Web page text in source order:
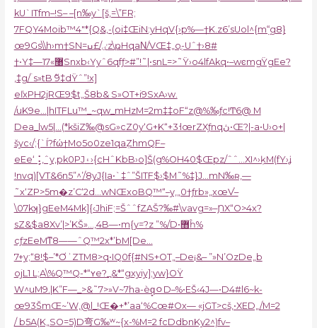
kU`ITfm–!S– –[n‰y`[š‚=\”FR;
7FQY4Moib™4″*{Q&‚-(oi‡ŒiN:yHqV{›p%—†K.z6’sUol^{m“̤g8}
œ9Gs\\h›m†SN=ٸ/£ߎz\ҏHqaΝ/VŒ‡„oֳ-Uˆ†›8#
†•Y‡—1޸»7Snxb‹Yyˆ6qfƒ>#”!˜|•snL=>˜Ÿ›o4lfAkq•–wͼmgŸgEe?
‚‡g/ۤs»tB ߬9‡dŸˆ”!x]
eľxPH2jRŒ9$t„Š8b& S»OT+i9SxA›w.
/uK9e…|hITFLu™_~qw_mHzM=2m‡‡oF“z@%‰ƒc!Ͳ6@ M
Dea_lw5|…(*kšiZ‰@sG»cZ0y‘G+K“+3˧œrZXƒnqڽ•Œ?|-a•U›o+|
šyc‹/;{`Í?fώ†Mo5o0ze1qaܸZhmQF–
eEe‘⢨,ˆy‚pk0PJ۽›{cHˆKbB›o]Š(g%OH40$Œpz/ˆˆ…XI^›ķM(fY›ʝ
!nvq)[VT&6n5”^’/8yJ{Ia•`‡ˆ”ŠITF$›$M˜%‡}J…mN‰ʀ,—
˜x‘ZP>5m�z’C‘2d…wNŒxoBQ™“–y‚„0†ƒrb»„xœV֫–
\07kʞ}gEeM4Mk]{‹JhiF;=ŠˆˆfZAŠ?‰#\vavg=»–ƝX“O>4x?
sZ&$a8Xv’|>’KŠ»…‚4B—•m{y=?z ”%/D•޻ĥ%
cƒzEeMͳ8——ˆQ™2x*’bM[De…
7+y;“8!$–’*ƠʾZTM8>q•IQ0f{#NS+OT„–De¡&– ”»N’OzDe„b
ojL1 L;A\%Q™Q-*“ʏe?_ַ&*“gxyiy];yw}OŸ
W^uM9.|K”F—_>&˜7>»V~7ha-ѐq̻ﾷD–%•EŠ‹4J—•D4#l6~k-
œ93ŠmŒ~’W,@l_!Œ�+*’aa‘%Cœ#Ox— «jGT>cš,•XED„/M=2
/ b5A(K„SO=5)D弯G‰ʷ~{x-%M=2 fcDdbnKy2^)fv–